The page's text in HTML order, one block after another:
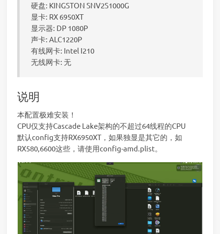
硬盘: KINGSTON SNV2S1000G
显卡: RX 6950XT
显示器: DP 1080P
声卡: ALC1220P
有线网卡: Intel I210
无线网卡: 无
说明
本配置极难安装！
CPU仅支持Cascade Lake架构的不超过64线程的CPU
默认config支持RX6950XT，如果独显是其它的，如
RX580,6600这些，请使用config-amd.plist。